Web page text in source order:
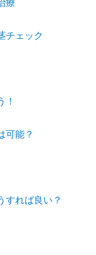
療
チェック
！
可能？
すれば良い？